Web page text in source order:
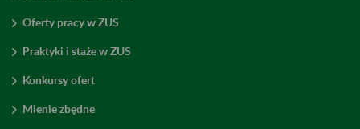
Oferty pracy w ZUS
Praktyki i staże w ZUS
Konkursy ofert
Mienie zbędne